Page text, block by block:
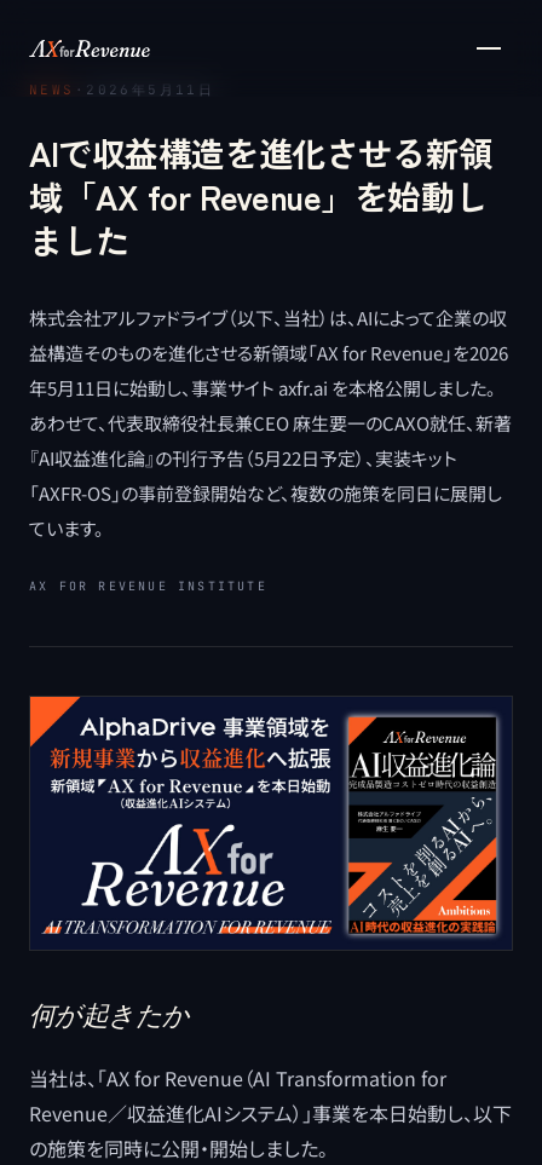
NEWS · 2026年5月11日
AIで収益構造を進化させる新領
域「AX for Revenue」を始動し
ました
株式会社アルファドライブ（以下、当社）は、AIによって企業の収
益構造そのものを進化させる新領域「AX for Revenue」を2026
年5月11日に始動し、事業サイト axfr.ai を本格公開しました。
あわせて、代表取締役社長兼CEO 麻生要一のCAXO就任、新著
『AI収益進化論』の刊行予告（5月22日予定）、実装キット
「AXFR-OS」の事前登録開始など、複数の施策を同日に展開し
ています。
AX FOR REVENUE INSTITUTE
何が起きたか
当社は、「AX for Revenue（AI Transformation for
Revenue／収益進化AIシステム）」事業を本日始動し、以下
の施策を同時に公開・開始しました。